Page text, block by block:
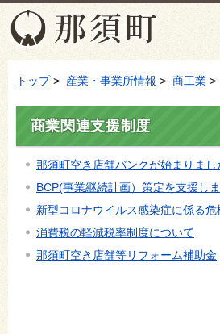
トップ> 産業・事業所情報 > 商工業 >
商業関連支援制度
那須町空き店舗バンクが始まりまし
BCP(事業継続計画）策定を支援し
新型コロナウイルス感染症に係る
消費税の軽減税率制度について
那須町空き店舗等リフォーム補助金